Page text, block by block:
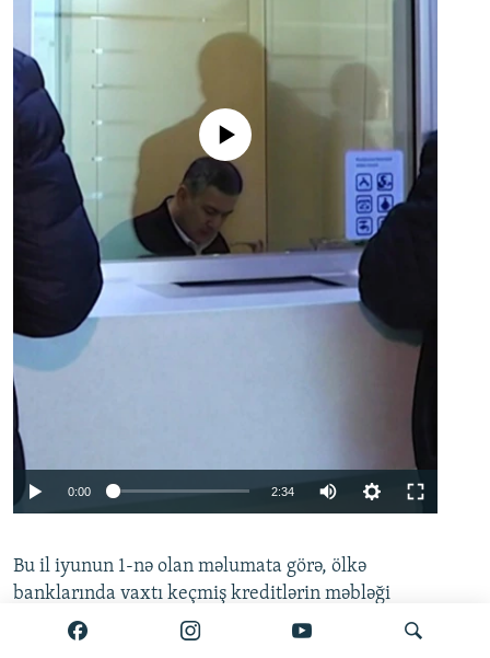
No media source currently available
0:00 2:34
360p
480p
Bu il iyunun 1-nə olan məlumata görə, ölkə
banklarında vaxtı keçmiş kreditlərin məbləği
635.4 milyon manata çatıb. Mərkəzi Bankın